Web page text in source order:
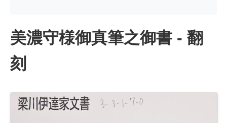
美濃守様御真筆之御書 - 翻
刻